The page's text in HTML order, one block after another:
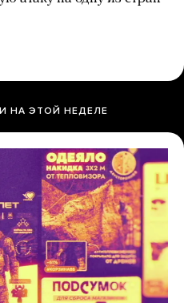
НА ЭТОЙ НЕДЕЛЕ